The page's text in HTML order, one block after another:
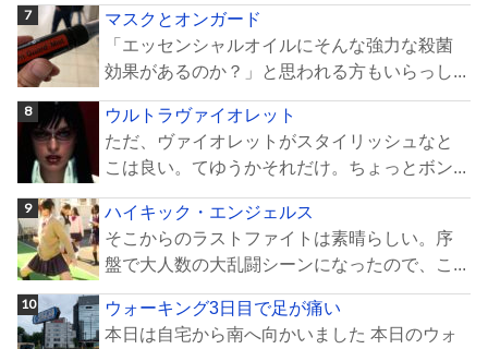
マスクとオンガード
「エッセンシャルオイルにそんな強力な殺菌
効果があるのか？」と思われる方もいらっし...
ウルトラヴァイオレット
ただ、ヴァイオレットがスタイリッシュなと
こは良い。てゆうかそれだけ。ちょっとボン...
ハイキック・エンジェルス
そこからのラストファイトは素晴らしい。序
盤で大人数の大乱闘シーンになったので、こ...
ウォーキング3日目で足が痛い
本日は自宅から南へ向かいました 本日のウォ